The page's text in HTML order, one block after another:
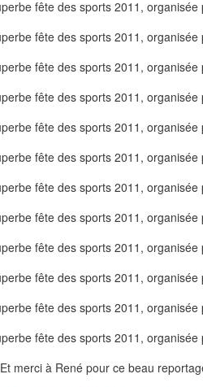
Et merci à René pour ce beau